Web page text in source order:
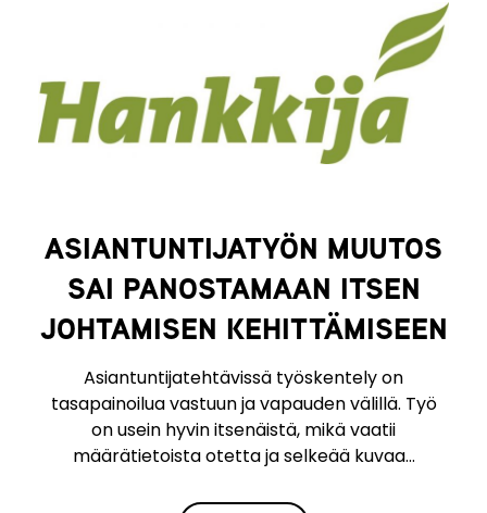
ASIANTUNTIJATYÖN MUUTOS
SAI PANOSTAMAAN ITSEN
JOHTAMISEN KEHITTÄMISEEN
Asiantuntijatehtävissä työskentely on
tasapainoilua vastuun ja vapauden välillä. Työ
on usein hyvin itsenäistä, mikä vaatii
määrätietoista otetta ja selkeää kuvaa...